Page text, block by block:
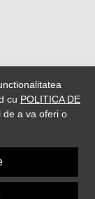
cu POLITICA DE
de a va oferi o